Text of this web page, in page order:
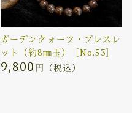
ガーデンクォーツ・ブレスレ
ット（約8㎜玉）［No.53］
9,800 円（税込）